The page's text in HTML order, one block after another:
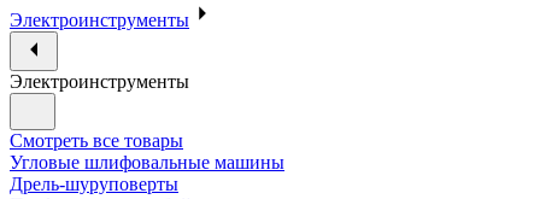
Электроинструменты
Электроинструменты
Смотреть все товары
Угловые шлифовальные машины
Дрель-шуруповерты